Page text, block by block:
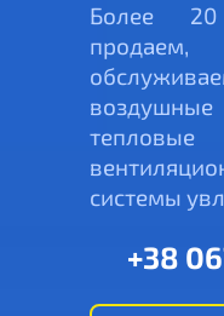
Более
продаем,
воздушные
системы
+38